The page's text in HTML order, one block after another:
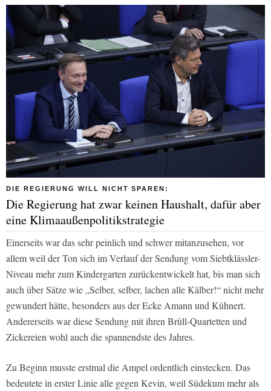
DIE REGIERUNG WILL NICHT SPAREN:
Die Regierung hat zwar keinen Haushalt, dafür aber
eine Klimaaußenpolitikstrategie
Einerseits war das sehr peinlich und schwer mitanzusehen, vor
allem weil der Ton sich im Verlauf der Sendung vom Siebtklässler-
Niveau mehr zum Kindergarten zurückentwickelt hat, bis man sich
auch über Sätze wie „Selber, selber, lachen alle Kälber!“ nicht mehr
gewundert hätte, besonders aus der Ecke Amann und Kühnert.
Andererseits war diese Sendung mit ihren Brüll-Quartetten und
Zickereien wohl auch die spannendste des Jahres.
Zu Beginn musste erstmal die Ampel ordentlich einstecken. Das
bedeutete in erster Linie alle gegen Kevin, weil Südekum mehr als